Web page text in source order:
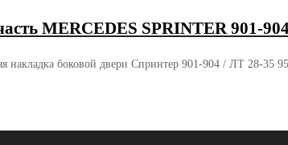
MERCEDES SPRINTER 901-
боковой двери Спринтер 901-904 / ЛТ 28-35